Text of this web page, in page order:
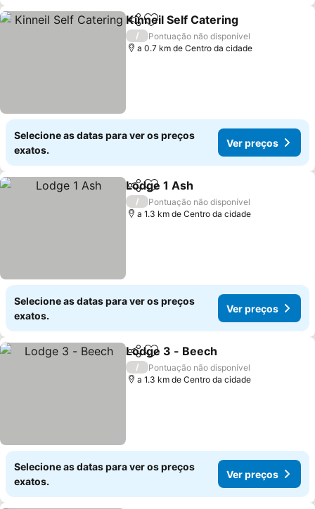
PartilharAdicionar aos favoritos
Kinneil Self Catering
/
Pontuação não disponível
a 0.7 km de Centro da cidade
Selecione as datas para ver os preços
exatos.
Ver preços
PartilharAdicionar aos favoritos
Lodge 1 Ash
/
Pontuação não disponível
a 1.3 km de Centro da cidade
Selecione as datas para ver os preços
exatos.
Ver preços
PartilharAdicionar aos favoritos
Lodge 3 - Beech
/
Pontuação não disponível
a 1.3 km de Centro da cidade
Selecione as datas para ver os preços
exatos.
Ver preços